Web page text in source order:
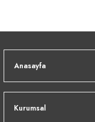
Anasayfa
Kurumsal